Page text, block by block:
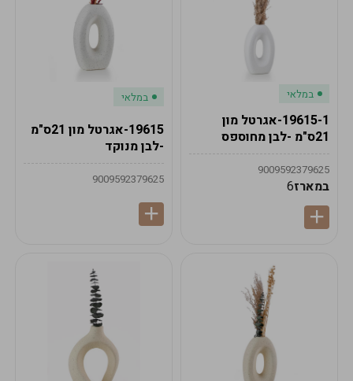
במלאי
19615-1-אגרטל מון
21ס"מ -לבן מחוספס
9009592379625
במארז6
במלאי
19615-אגרטל מון 21ס"מ
-לבן מנוקד
9009592379625